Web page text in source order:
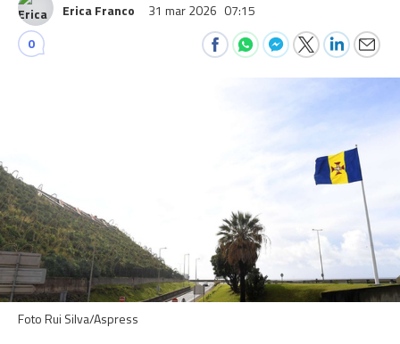
Erica Franco 31 mar 2026 07:15
0
Foto Rui Silva/Aspress